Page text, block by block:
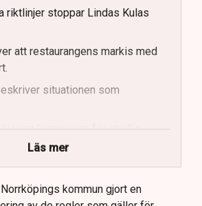
riktlinjer stoppar Lindas Kulas
att restaurangens markis med
situationen som
kommunen för otydlig
enhetliga regler för
Läs mer
kommun gjort en